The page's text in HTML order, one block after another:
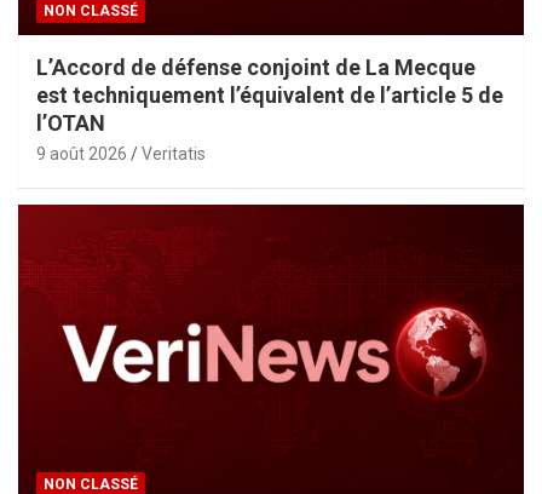
NON CLASSÉ
L’Accord de défense conjoint de La Mecque
est techniquement l’équivalent de l’article 5 de
l’OTAN
9 août 2026 Veritatis
NON CLASSÉ